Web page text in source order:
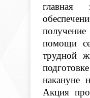
главная
получение
помощи
трудной
накануне
Акция